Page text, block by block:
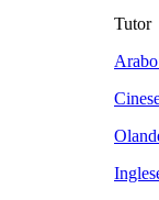
Tutor